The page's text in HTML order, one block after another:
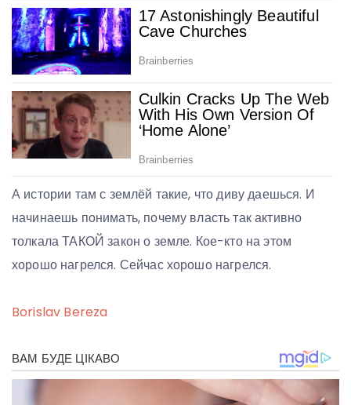
А истории там с землёй такие, что диву даешься. И
начинаешь понимать, почему власть так активно
толкала ТАКОЙ закон о земле. Кое-кто на этом
хорошо нагрелся. Сейчас хорошо нагрелся.
Borislav Bereza